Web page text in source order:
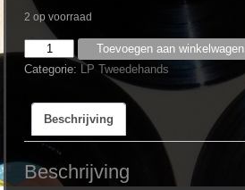
2 op voorraad
Sally
Oldfield
Water
Bearer
aantal
Toevoegen aan winkelwagen
Categorie: LP Tweedehands
Beschrijving
Beschrijving